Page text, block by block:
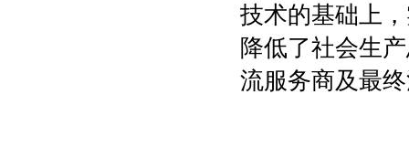
技术的基础上
降低了社会生
流服务商及最